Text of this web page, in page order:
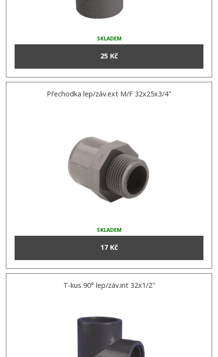
SKLADEM
25 Kč
Přechodka lep/záv.ext M/F 32x25x3/4"
SKLADEM
17 Kč
T-kus 90° lep/záv.int 32x1/2"